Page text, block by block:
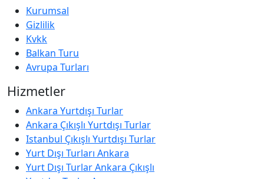
Kurumsal
Gizlilik
Kvkk
Balkan Turu
Avrupa Turları
Hizmetler
Ankara Yurtdışı Turlar
Ankara Çıkışlı Yurtdışı Turlar
Istanbul Çıkışlı Yurtdışı Turlar
Yurt Dışı Turları Ankara
Yurt Dışı Turlar Ankara Çıkışlı